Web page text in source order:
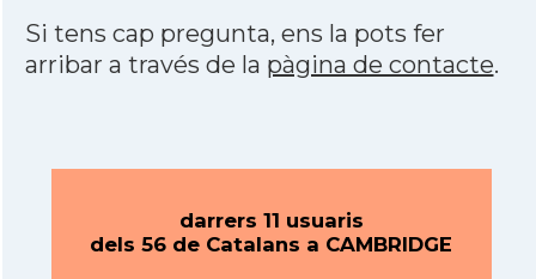
Si tens cap pregunta, ens la pots fer
arribar a través de la pàgina de contacte.
darrers 11 usuaris
dels 56 de Catalans a CAMBRIDGE